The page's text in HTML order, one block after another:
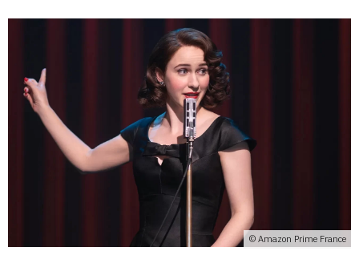
© Amazon Prime France